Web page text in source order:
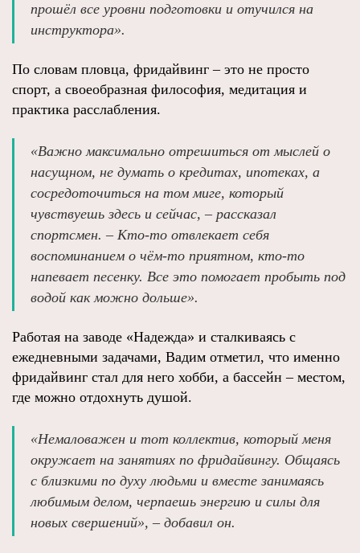
прошёл все уровни подготовки и отучился на
инструктора».
По словам пловца, фридайвинг – это не просто
спорт, а своеобразная философия, медитация и
практика расслабления.
«Важно максимально отрешиться от мыслей о
насущном, не думать о кредитах, ипотеках, а
сосредоточиться на том миге, который
чувствуешь здесь и сейчас, – рассказал
спортсмен. – Кто-то отвлекает себя
воспоминанием о чём-то приятном, кто-то
напевает песенку. Все это помогает пробыть под
водой как можно дольше».
Работая на заводе «Надежда» и сталкиваясь с
ежедневными задачами, Вадим отметил, что именно
фридайвинг стал для него хобби, а бассейн – местом,
где можно отдохнуть душой.
«Немаловажен и тот коллектив, который меня
окружает на занятиях по фридайвингу. Общаясь
с близкими по духу людьми и вместе занимаясь
любимым делом, черпаешь энергию и силы для
новых свершений», – добавил он.